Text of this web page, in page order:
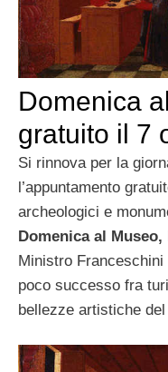
Domenica
gratuito il 7
Si rinnova per la
l’appuntamento
archeologici e
Domenica al Museo,
Ministro
poco successo fra
bellezze artistiche